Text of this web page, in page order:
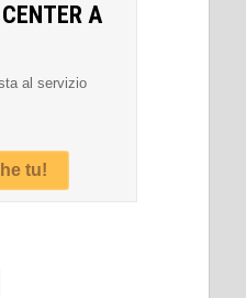
A
al servizio
tu!